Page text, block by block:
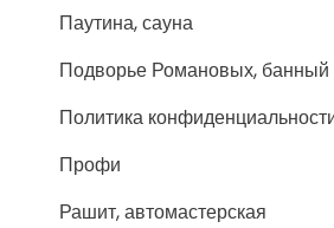
Паутина, сауна
Подворье Романовых, банный
Политика
Профи
Рашит, автомастерская